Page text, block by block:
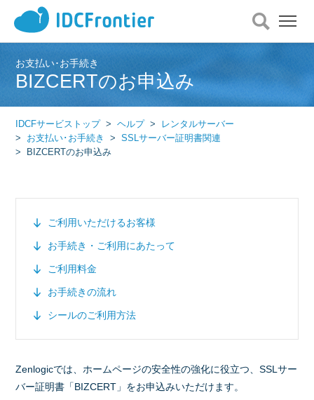
メ
ニ
ュ
く
お支払い･お手続き
BIZCERTのお申込み
IDCFサービストップ ヘルプ
レンタルサーバー
お支払い･お手続き
SSLサーバー証明書関連
BIZCERTのお申込み
ご利用いただけるお客様
お手続き・ご利用にあたって
ご利用料金
お手続きの流れ
シールのご利用方法
Zenlogicでは、ホームページの安全性の強化に役立つ、SSLサー
バー証明書「BIZCERT」をお申込みいただけます。